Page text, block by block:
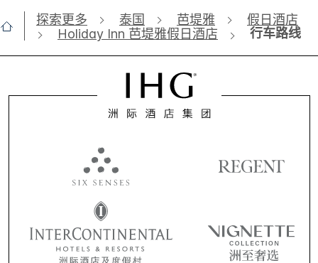
探索更多 泰国 芭堤雅
假日酒店
Holiday Inn 芭堤雅假日酒店
行车路线